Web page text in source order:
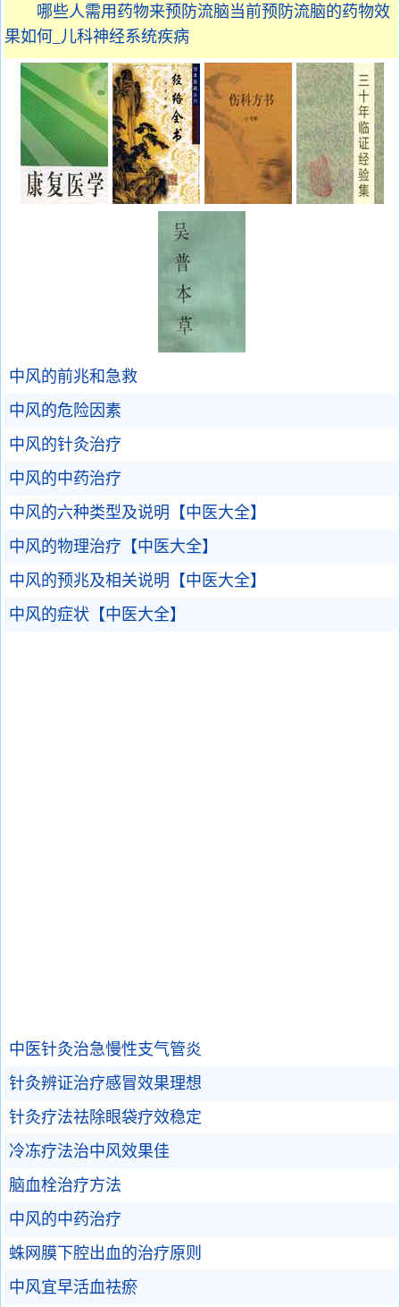
哪些人需用药物来预防流脑当前预防流脑的药物效
果如何_儿科神经系统疾病
中风的前兆和急救
中风的危险因素
中风的针灸治疗
中风的中药治疗
中风的六种类型及说明【中医大全】
中风的物理治疗【中医大全】
中风的预兆及相关说明【中医大全】
中风的症状【中医大全】
中医针灸治急慢性支气管炎
针灸辨证治疗感冒效果理想
针灸疗法祛除眼袋疗效稳定
冷冻疗法治中风效果佳
脑血栓治疗方法
中风的中药治疗
蛛网膜下腔出血的治疗原则
中风宜早活血祛瘀